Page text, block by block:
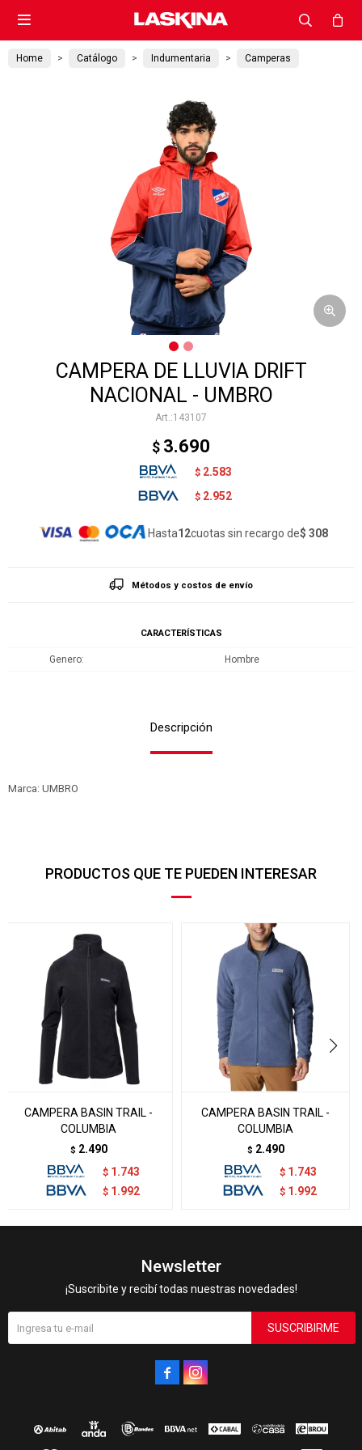

Home Catálogo Indumentaria Camperas
CAMPERA DE LLUVIA DRIFT
NACIONAL - UMBRO
143107
$ 3.690
$ 2.583
$ 2.952
Hasta12cuotas sin recargo de$ 308
Métodos y costos de envío
CARACTERÍSTICAS
Genero Hombre
Descripción
Marca: UMBRO
PRODUCTOS QUE TE PUEDEN INTERESAR
CAMPERA BASIN TRAIL -
COLUMBIA
$ 2.490
$ 1.743
$ 1.992
CAMPERA BASIN TRAIL -
COLUMBIA
$ 2.490
$ 1.743
$ 1.992
Newsletter
¡Suscribite y recibí todas nuestras novedades!
SUSCRIBIRME
 